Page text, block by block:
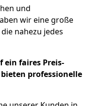
und
wir eine große
nahezu jedes
ein faires Preis-
professionelle